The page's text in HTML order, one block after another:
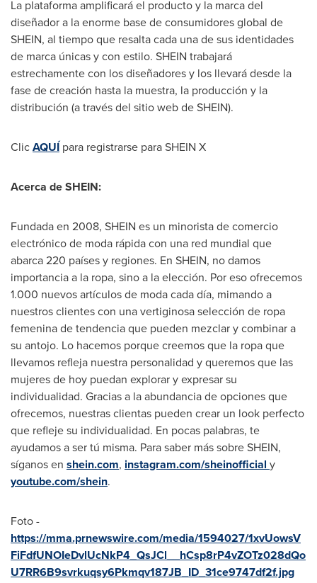
La plataforma amplificará el producto y la marca del
diseñador a la enorme base de consumidores global de
SHEIN, al tiempo que resalta cada una de sus identidades
de marca únicas y con estilo. SHEIN trabajará
estrechamente con los diseñadores y los llevará desde la
fase de creación hasta la muestra, la producción y la
distribución (a través del sitio web de SHEIN).
ClicAQUÍpara registrarse para SHEIN X
Acerca de SHEIN:
Fundada en 2008, SHEIN es un minorista de comercio
electrónico de moda rápida con una red mundial que
abarca 220 países y regiones. En SHEIN, no damos
importancia a la ropa, sino a la elección. Por eso ofrecemos
1.000 nuevos artículos de moda cada día, mimando a
nuestros clientes con una vertiginosa selección de ropa
femenina de tendencia que pueden mezclar y combinar a
su antojo. Lo hacemos porque creemos que la ropa que
llevamos refleja nuestra personalidad y queremos que las
mujeres de hoy puedan explorar y expresar su
individualidad. Gracias a la abundancia de opciones que
ofrecemos, nuestras clientas pueden crear un look perfecto
que refleje su individualidad. En pocas palabras, te
ayudamos a ser tú misma. Para saber más sobre SHEIN,
síganos en shein.com, instagram.com/sheinofficial y
youtube.com/shein.
Foto -
https://mma.prnewswire.com/media/1594027/1xvUowsV
FiFdfUNOIeDvlUcNkP4_QsJCl__hCsp8rP4vZOTz028dQo
U7RR6B9svrkuqsy6Pkmqv187JB_ID_31ce9747df2f.jpg